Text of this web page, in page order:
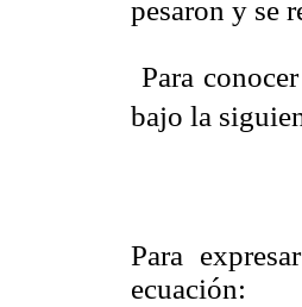
pesaron y se
Para
bajo la
Para
ecuación: